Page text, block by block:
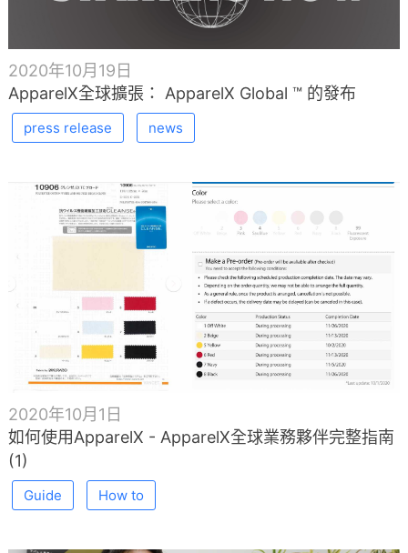
2020年10月19日
ApparelX全球擴張： ApparelX Global ™ 的發布
press release news
2020年10月1日
如何使用ApparelX - ApparelX全球業務夥伴完整指南
(1)
Guide How to